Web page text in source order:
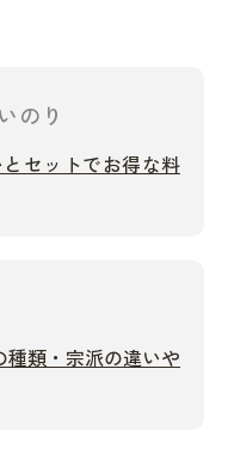
のり
セットでお得な料
類・宗派の違いや